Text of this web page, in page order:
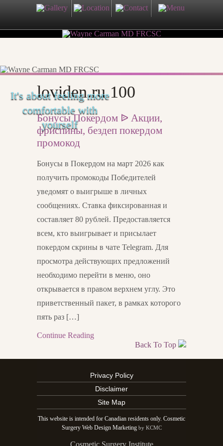
It's about feeling more
comfortable with
yourself
loviden.ru 100
Бонусы Покердом ᐉ Акции,
фриспины, бездеп покердом
промокод
Бонусы в Покердом на март 2026 как
получить промокоды Победителей
уведомят о выигрыше в личных
сообщениях. Ставка фиксированная и
составляет 80 рублей. Предоставляется
всем, кто выигрывает и присылает
покердом скрины в чате Telegram. Для
просмотра действующих предложений
необходимо перейти в меню, оно
открывается в правом верхнем углу. Это
приветственный пакет, в рамках которого
пять раз […]
Continue Reading
Back To Top
Privacy Policy
Disclaimer
Site Map
This website is intended for Canadian residents only. Cosmetic
Surgery Web Design Marketing by KCMC